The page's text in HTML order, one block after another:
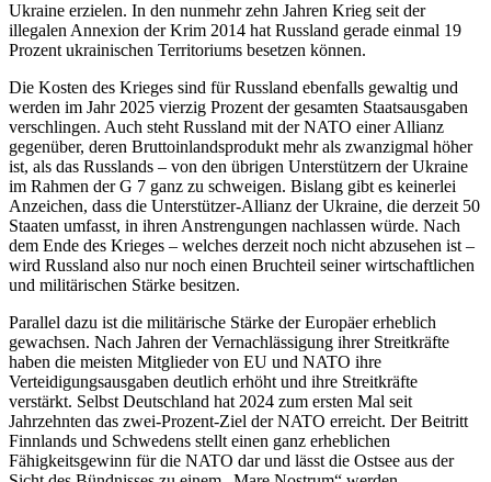
Ukraine erzielen. In den nunmehr zehn Jahren Krieg seit der
illegalen Annexion der Krim 2014 hat Russland gerade einmal 19
Prozent ukrainischen Territoriums besetzen können.
Die Kosten des Krieges sind für Russland ebenfalls gewaltig und
werden im Jahr 2025 vierzig Prozent der gesamten Staatsausgaben
verschlingen. Auch steht Russland mit der NATO einer Allianz
gegenüber, deren Bruttoinlandsprodukt mehr als zwanzigmal höher
ist, als das Russlands – von den übrigen Unterstützern der Ukraine
im Rahmen der G 7 ganz zu schweigen. Bislang gibt es keinerlei
Anzeichen, dass die Unterstützer-Allianz der Ukraine, die derzeit 50
Staaten umfasst, in ihren Anstrengungen nachlassen würde. Nach
dem Ende des Krieges – welches derzeit noch nicht abzusehen ist –
wird Russland also nur noch einen Bruchteil seiner wirtschaftlichen
und militärischen Stärke besitzen.
Parallel dazu ist die militärische Stärke der Europäer erheblich
gewachsen. Nach Jahren der Vernachlässigung ihrer Streitkräfte
haben die meisten Mitglieder von EU und NATO ihre
Verteidigungsausgaben deutlich erhöht und ihre Streitkräfte
verstärkt. Selbst Deutschland hat 2024 zum ersten Mal seit
Jahrzehnten das zwei-Prozent-Ziel der NATO erreicht. Der Beitritt
Finnlands und Schwedens stellt einen ganz erheblichen
Fähigkeitsgewinn für die NATO dar und lässt die Ostsee aus der